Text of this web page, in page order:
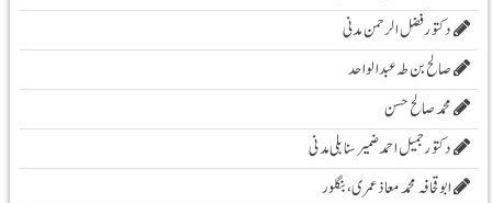
دکتور فضل الرحمن مدنی
صالح بن طہ عبد الواحد
محمد صالح حسن
دکتور جمیل احمد ضمیر سنابلی مدنی
ابو قحافہ محمد معاذ عمری، بنگلور